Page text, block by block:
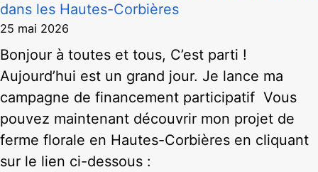
dans les Hautes-Corbières
25 mai 2026
Bonjour à toutes et tous, C’est parti !
Aujourd’hui est un grand jour. Je lance ma
campagne de financement participatif Vous
pouvez maintenant découvrir mon projet de
ferme florale en Hautes-Corbières en cliquant
sur le lien ci-dessous :